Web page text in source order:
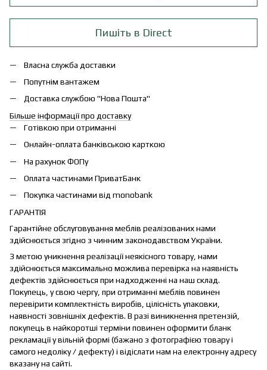
Пишіть в Direct
Власна служба доставки
Попутнім вантажем
Доставка службою "Нова Пошта"
Більше інформації про доставку
Готівкою при отриманні
Онлайн-оплата банківською карткою
На рахунок ФОПу
Оплата частинами ПриватБанк
Покупка частинами від monobank
ГАРАНТІЯ
Гарантійне обслуговування меблів реалізованих нами
здійснюється згідно з чинним законодавством України.
З метою уникнення реалізації неякісного товару, нами
здійснюється максимально можлива перевірка на наявність
дефектів здійснюється при надходженні на наш склад.
Покупець, у свою чергу, при отриманні меблів повинен
перевірити комплектність виробів, цілісність упаковки,
наявності зовнішніх дефектів. В разі виникнення претензій,
покупець в найкоротші терміни повинен оформити бланк
рекламації у вільній формі (бажано з фотографією товару і
самого недоліку / дефекту) і відіслати нам на електронну адресу
вказану на сайті.